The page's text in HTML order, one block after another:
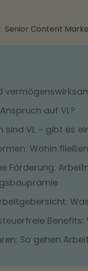
Senior Content
auf VL?
sind VL – gibt es
Wohin fließen
Förderung:
So gehen